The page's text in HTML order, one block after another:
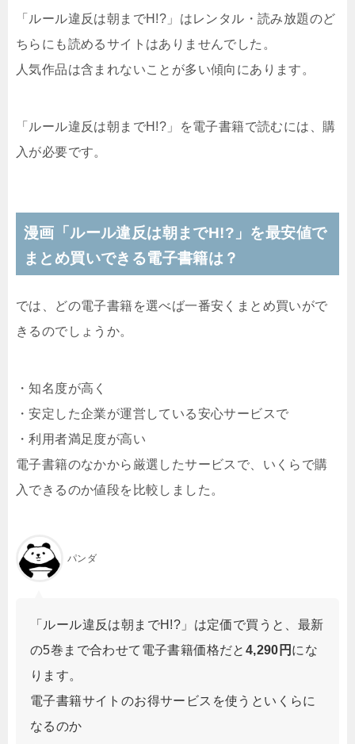
「ルール違反は朝までH!?」はレンタル・読み放題のど
ちらにも読めるサイトはありませんでした。
人気作品は含まれないことが多い傾向にあります。
「ルール違反は朝までH!?」を電子書籍で読むには、購
入が必要です。
漫画「ルール違反は朝までH!?」を最安値で
まとめ買いできる電子書籍は？
では、どの電子書籍を選べば一番安くまとめ買いがで
きるのでしょうか。
・知名度が高く
・安定した企業が運営している安心サービスで
・利用者満足度が高い
電子書籍のなかから厳選したサービスで、いくらで購
入できるのか値段を比較しました。
パンダ
「ルール違反は朝までH!?」は定価で買うと、最新
の5巻まで合わせて電子書籍価格だと 4,290円 にな
ります。
電子書籍サイトのお得サービスを使うといくらに
なるのか